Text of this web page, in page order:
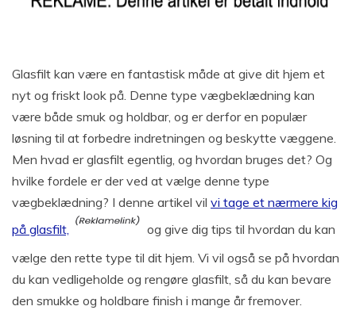
Glasfilt kan være en fantastisk måde at give dit hjem et
nyt og friskt look på. Denne type vægbeklædning kan
være både smuk og holdbar, og er derfor en populær
løsning til at forbedre indretningen og beskytte væggene.
Men hvad er glasfilt egentlig, og hvordan bruges det? Og
hvilke fordele er der ved at vælge denne type
vægbeklædning? I denne artikel vil vi tage et nærmere kig
på glasfilt,
og give dig tips til hvordan du kan
vælge den rette type til dit hjem. Vi vil også se på hvordan
du kan vedligeholde og rengøre glasfilt, så du kan bevare
den smukke og holdbare finish i mange år fremover.